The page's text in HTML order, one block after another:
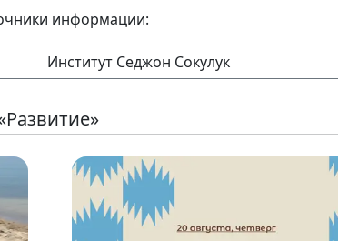
информации:
Институт Седжон Сокулук